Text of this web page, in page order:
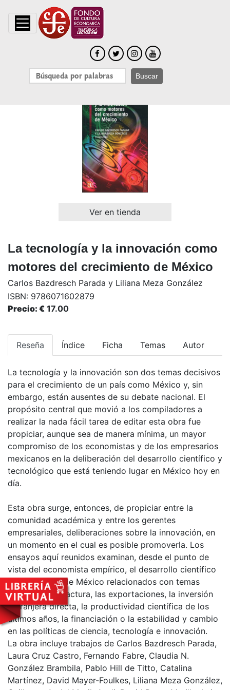
Buscar
Ver en tienda
La tecnología y la innovación como
motores del crecimiento de México
Carlos Bazdresch Parada y Liliana Meza González
ISBN: 9786071602879
Precio: € 17.00
Reseña Índice Ficha Temas Autor
La tecnología y la innovación son dos temas decisivos
para el crecimiento de un país como México y, sin
embargo, están ausentes de su debate nacional. El
propósito central que movió a los compiladores a
realizar la nada fácil tarea de editar esta obra fue
propiciar, aunque sea de manera mínima, un mayor
compromiso de los economistas y de los empresarios
mexicanos en la deliberación del desarrollo científico y
tecnológico que está teniendo lugar en México hoy en
día.
Esta obra surge, entonces, de propiciar entre la
comunidad académica y entre los gerentes
empresariales, deliberaciones sobre la innovación, en
un momento en el cual es posible promoverla. Los
ensayos aquí reunidos examinan, desde el punto de
vista del economista empírico, el desarrollo científico
y tecnológico de México relacionados con temas
como la manufactura, las exportaciones, la inversión
extranjera directa, la productividad científica de los
últimos años, la financiación o la estabilidad y cambio
en las políticas de ciencia, tecnología e innovación.
La obra incluye trabajos de Carlos Bazdresch Parada,
Laura Cruz Castro, Fernando Fabre, Claudia N.
González Brambila, Pablo Hill de Titto, Catalina
Martínez, David Mayer-Foulkes, Liliana Meza González,